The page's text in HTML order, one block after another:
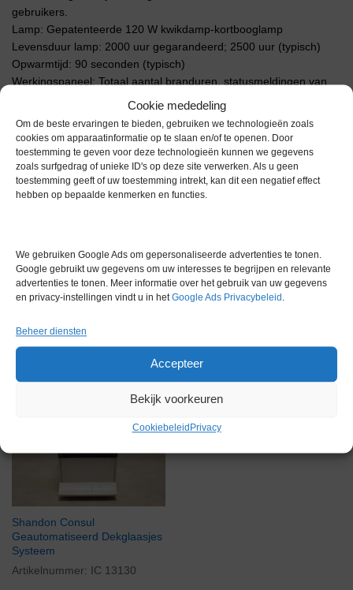
Cookie mededeling
Om de beste ervaringen te bieden, gebruiken we technologieën zoals
cookies om apparaatinformatie op te slaan en/of te openen. Door
toestemming te geven voor deze technologieën kunnen we gegevens
zoals surfgedrag of unieke ID's op deze site verwerken. Als u geen
toestemming geeft of uw toestemming intrekt, kan dit een negatief effect
hebben op bepaalde kenmerken en functies.
We gebruiken Google Ads om gepersonaliseerde advertenties te tonen.
Google gebruikt uw gegevens om uw interesses te begrijpen en relevante
advertenties te tonen. Meer informatie over het gebruik van uw gegevens
en privacy-instellingen vindt u in hetGoogle Ads Privacybeleid .
Beheer diensten
Accepteer
Bekijk voorkeuren
Cookiebeleid Privacy
gebruikers.
Lamp: Gepatenteerde 120 W kwikdamp-kortbooglamp
Levensduur lamp: 2000 uur gegarandeerd; 2500 uur (typisch)
Opwarmtijd: 90 seconden (typisch)
Werkingspaneel: Totaal aantal branduren, statusmeldingen van
Gewicht: 3,04 kg
Extra informatie
Gerelateerde producten
Shandon Consul
Geautomatiseerd Dekglaasjes
Systeem
Artikelnummer: IC 13130